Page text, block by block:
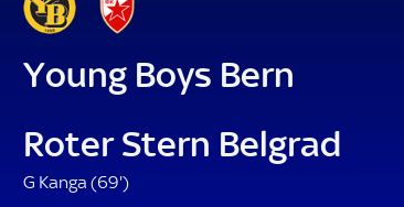
Young Boys Bern
Roter Stern Belgrad
G Kanga (69'6
)